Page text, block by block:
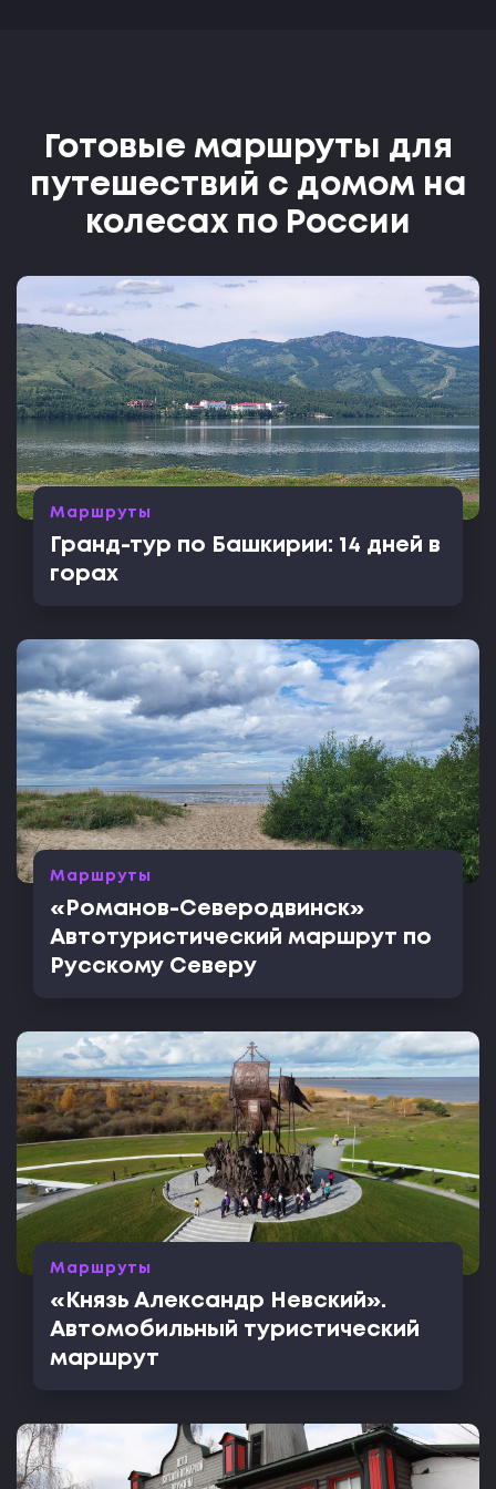
Готовые маршруты для
путешествий с домом на
колесах по России
Маршруты
Гранд-тур по Башкирии: 14 дней в
горах
Маршруты
«Романов-Северодвинск»
Автотуристический маршрут по
Русскому Северу
Маршруты
«Князь Александр Невский».
Автомобильный туристический
маршрут